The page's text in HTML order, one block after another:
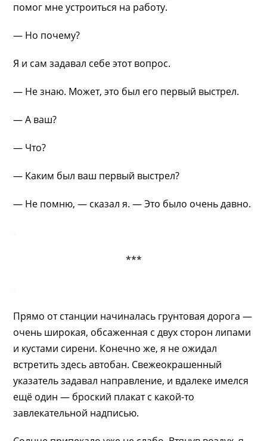
помог мне устроиться на работу.
— Но почему?
Я и сам задавал себе этот вопрос.
— Не знаю. Может, это был его первый выстрел.
— А ваш?
— Что?
— Каким был ваш первый выстрел?
— Не помню, — сказал я. — Это было очень давно.
***
Прямо от станции начиналась грунтовая дорога —
очень широкая, обсаженная с двух сторон липами
и кустами сирени. Конечно же, я не ожидал
встретить здесь автобан. Свежеокрашенный
указатель задавал направление, и вдалеке имелся
ещё один — броский плакат с какой-то
завлекательной надписью.